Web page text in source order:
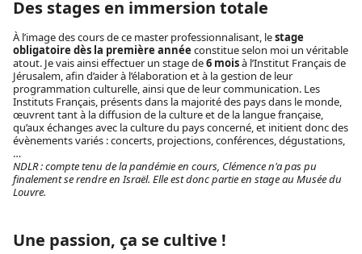
Des stages en immersion totale
À l’image des cours de ce master professionnalisant, lestage
obligatoire dès la première année constitue selon moi un véritable
atout. Je vais ainsi effectuer un stage de6 moisà l’Institut Français de
Jérusalem, afin d’aider à l’élaboration et à la gestion de leur
programmation culturelle, ainsi que de leur communication. Les
Instituts Français, présents dans la majorité des pays dans le monde,
œuvrent tant à la diffusion de la culture et de la langue française,
qu’aux échanges avec la culture du pays concerné, et initient donc des
évènements variés : concerts, projections, conférences, dégustations,
…
NDLR : compte tenu de la pandémie en cours, Clémence n'a pas pu
finalement se rendre en Israël. Elle est donc partie en stage au Musée du
Louvre.
Une passion, ça se cultive !